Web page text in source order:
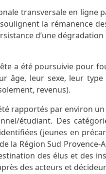
transversale en ligne
la rémanence
d’une
a été poursuivie pour
âge, leur sexe, leur
revenus).
rapportés par environ
étudiant. Des
(jeunes en
la Région Sud Provence-
des élus et des
des acteurs et